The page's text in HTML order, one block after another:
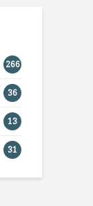
266
36
13
31